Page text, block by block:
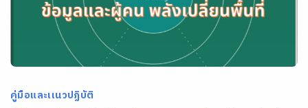
คู่มือและเเนวปฏิบัติ